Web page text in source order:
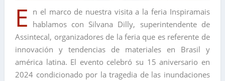
E n el marco de nuestra visita a la feria Inspiramais
hablamos con Silvana Dilly, superintendente de
Assintecal, organizadores de la feria que es referente de
innovación y tendencias de materiales en Brasil y
américa latina. El evento celebró su 15 aniversario en
2024 condicionado por la tragedia de las inundaciones